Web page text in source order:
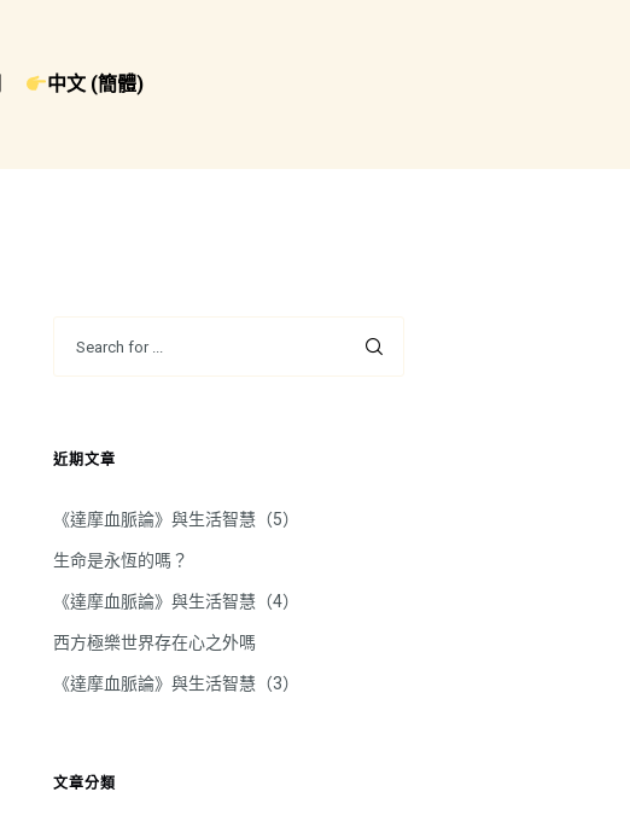
中文 (簡體)
近期文章
《達摩血脈論》與生活智慧（5）
生命是永恆的嗎？
《達摩血脈論》與生活智慧（4）
西方極樂世界存在心之外嗎
《達摩血脈論》與生活智慧（3）
文章分類